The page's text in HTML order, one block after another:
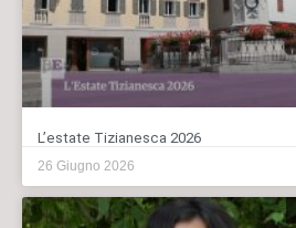
L’estate Tizianesca 2026
26 Giugno 2026